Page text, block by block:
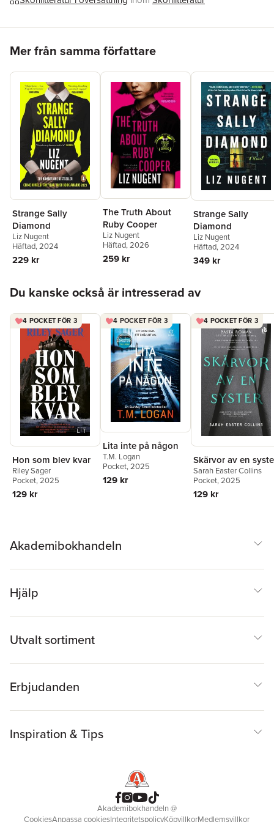
Mer från samma författare
Strange Sally
Diamond
Liz Nugent
Häftad, 2024
229 kr
The Truth About
Ruby Cooper
Liz Nugent
Häftad, 2026
259 kr
Strange Sally
Diamond
Liz Nugent
Häftad, 2024
349 kr
Du kanske också är intresserad av
4 POCKET FÖR 3
Hon som blev kvar
Riley Sager
Pocket, 2025
129 kr
4 POCKET FÖR 3
Lita inte på någon
T.M. Logan
Pocket, 2025
129 kr
4 POCKET FÖR 3
Skärvor av en
Sarah Easter Collins
Pocket, 2025
129 kr
Akademibokhandeln
Hjälp
Utvalt sortiment
Erbjudanden
Inspiration & Tips
Akademibokhandeln@
CookiesAnpassa cookiesIntegritetspolicyKöpvillkorMedlemsvillkor